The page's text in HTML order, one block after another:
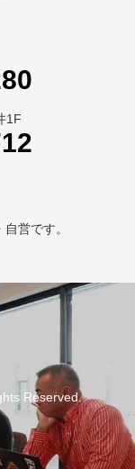
1F
営です。
Reserved.